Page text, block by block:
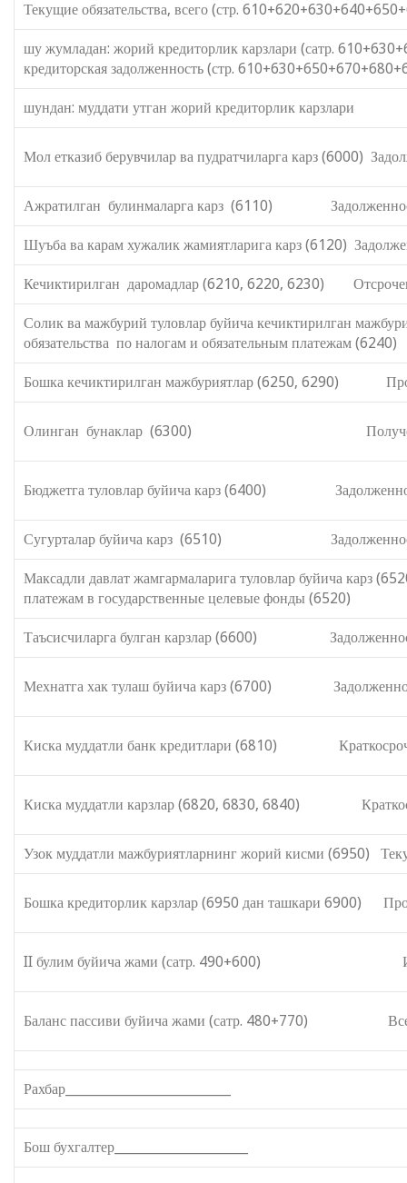
Текущие обязательства, всего (стр.
шу жумладан: жорий кредиторлик карзлари (сатр.
кредиторская задолженность (стр.
шундан: муддати утган жорий кредиторлик карзлари из
Мол етказиб берувчилар ва пудратчиларга карз (6000)
Ажратилган булинмаларга карз (6110)
Шуъба ва карам хужалик жамиятларига карз (6120)
Кечиктирилган даромадлар (6210, 6220, 6230)
Солик ва мажбурий туловлар буйича
обязательства по налогам и обязательным платежам (6240)
Бошка кечиктирилган мажбуриятлар (6250, 6290)
Олинган бунаклар (6300)
Бюджетга туловлар буйича карз (6400)
Сугурталар буйича карз (6510) Задолженность
Максадли давлат жамгармаларига
платежам в государственные целевые фонды (6520)
Таъсисчиларга булган карзлар (6600)
Мехнатга хак тулаш буйича карз (6700)
Киска муддатли банк кредитлари (6810)
Киска муддатли карзлар (6820, 6830, 6840)
Узок муддатли мажбуриятларнинг жорий кисми (6950)
Бошка кредиторлик карзлар (6950 дан ташкари 6900)
II булим буйича жами (сатр. 490+600) Итого
Баланс пассиви буйича жами (сатр. 480+770) Всего
Рахбар__________________________
Бош бухгалтер_____________________